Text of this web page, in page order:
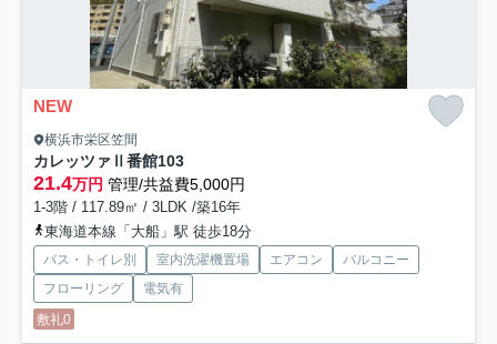
NEW
横浜市栄区笠間
カレッツァⅡ番館103
21.4万円 管理/共益費5,000円
1-3階 / 117.89㎡ / 3LDK /築16年
東海道本線「大船」駅 徒歩18分
バス・トイレ別 室内洗濯機置場 エアコン
バルコニー
フローリング
電気有
敷礼0